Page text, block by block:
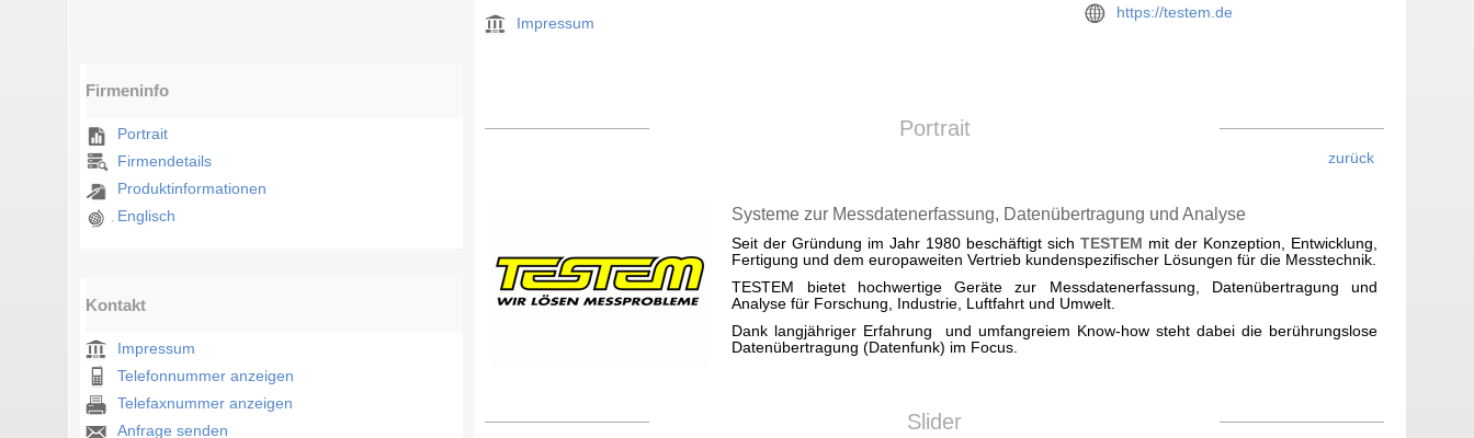
Firmeninfo
Portrait
Firmendetails
Produktinformationen
Englisch
Kontakt
Impressum
Telefonnummer anzeigen
Telefaxnummer anzeigen
Anfrage senden
Impressum
https://testem.de
Portrait
zurück
Systeme zur Messdatenerfassung, Datenübertragung und Analyse
Seit der Gründung im Jahr 1980 beschäftigt sichTESTEM mit der Konzeption, Entwicklung,
Fertigung und dem europaweiten Vertrieb kundenspezifischer Lösungen für die Messtechnik.
TESTEM bietet hochwertige Geräte zur Messdatenerfassung, Datenübertragung und
Analyse für Forschung, Industrie, Luftfahrt und Umwelt.
Dank langjähriger Erfahrung und umfangreiem Know-how steht dabei die berührungslose
Datenübertragung (Datenfunk) im Focus.
Slider